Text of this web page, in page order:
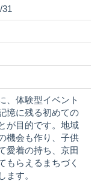
31
、体験型イベント
憶に残る初めての
が目的です。地域
機会も作り、子供
愛着の持ち、京田
もらえるまちづく
ます。